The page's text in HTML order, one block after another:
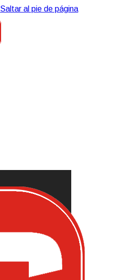
Saltar al pie de página